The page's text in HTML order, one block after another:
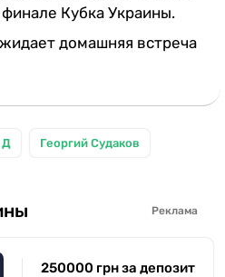
Кубка Украины.
домашняя встреча
Д Георгий Судаков
Реклама
250000 грн за депозит